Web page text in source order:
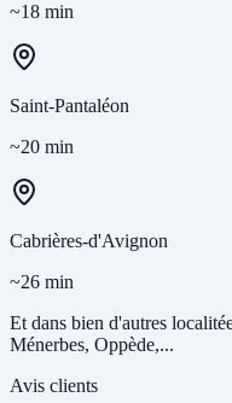
~18 min
Saint-Pantaléon
~20 min
Cabrières-d'Avignon
~26 min
Et dans bien d'autres
Ménerbes, Oppède,...
Avis clients